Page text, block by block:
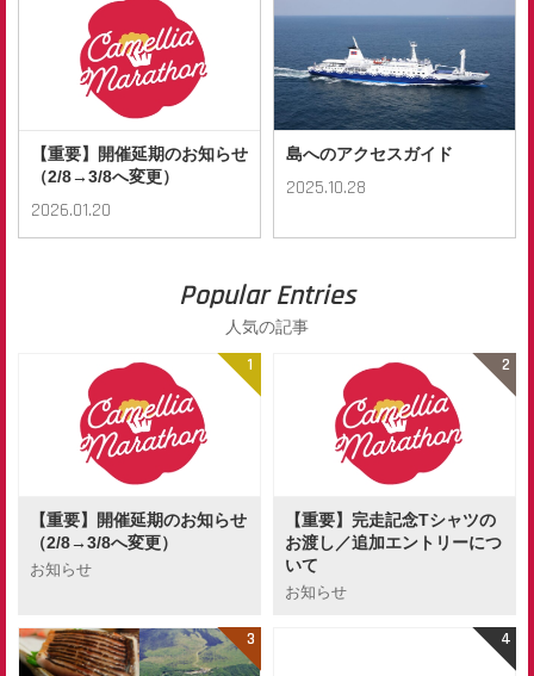
【重要】開催延期のお知らせ
（2/8→3/8へ変更）
2026.01.20
島へのアクセスガイド
2025.10.28
Popular Entries
人気の記事
【重要】開催延期のお知らせ
（2/8→3/8へ変更）
お知らせ
【重要】完走記念Tシャツの
お渡し／追加エントリーにつ
いて
お知らせ